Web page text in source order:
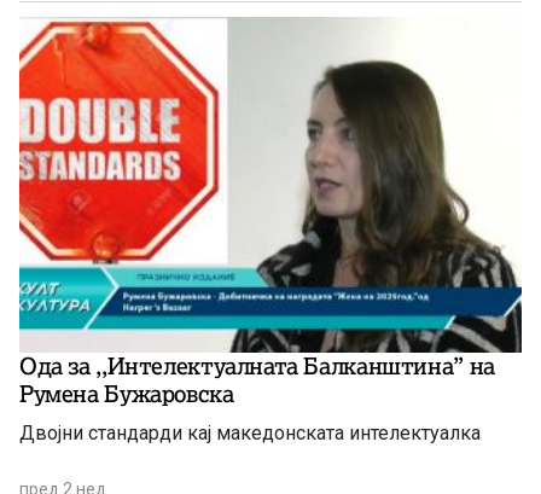
Ода за ,,Интелектуалната Балканштина” на
Румена Бужаровска
Двојни стандарди кај македонската интелектуалка
пред 2 нед.